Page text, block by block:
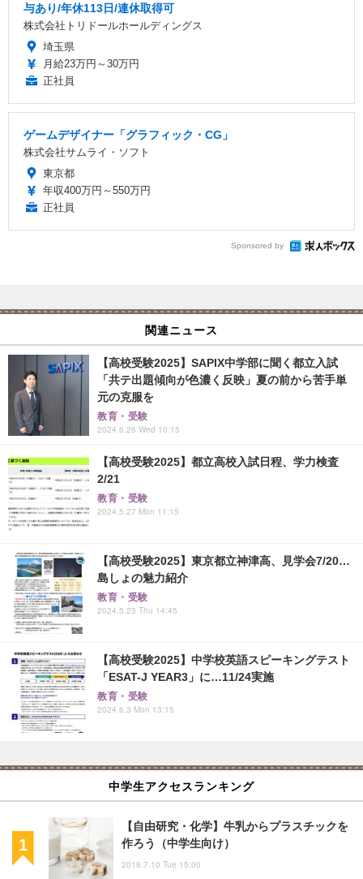
与あり/年休113日/連休取得可
株式会社トリドールホールディングス
埼玉県
月給23万円～30万円
正社員
ゲームデザイナー「グラフィック・CG」
株式会社サムライ・ソフト
東京都
年収400万円～550万円
正社員
Sponsored by
関連ニュース
【高校受験2025】SAPIX中学部に聞く都立入試
「共テ出題傾向が色濃く反映」夏の前から苦手単
元の克服を
教育・受験
2024.6.26 Wed 10:15
【高校受験2025】都立高校入試日程、学力検査
2/21
教育・受験
2024.5.27 Mon 11:15
【高校受験2025】東京都立神津高、見学会7/20…
島しょの魅力紹介
教育・受験
2024.5.23 Thu 14:45
【高校受験2025】中学校英語スピーキングテスト
「ESAT-J YEAR3」に…11/24実施
教育・受験
2024.6.3 Mon 13:15
中学生アクセスランキング
【自由研究・化学】牛乳からプラスチックを
作ろう（中学生向け）
2018.7.10 Tue 15:00